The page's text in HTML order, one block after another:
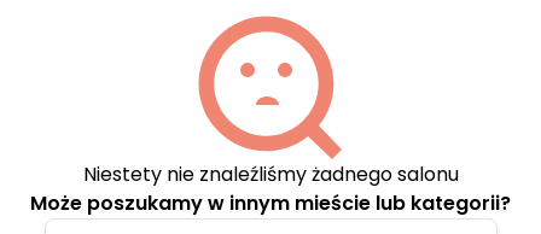
Niestety nie znaleźliśmy żadnego salonu
Może poszukamy w innym mieście lub kategorii?